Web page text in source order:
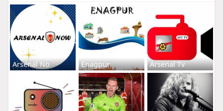
Arsenal No Enagpur Arsenal Tv